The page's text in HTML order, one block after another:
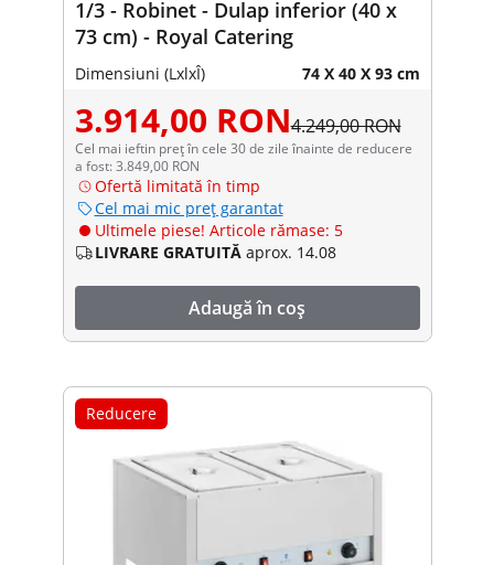
1/3 - Robinet - Dulap inferior (40 x
73 cm) - Royal Catering
Dimensiuni (LxlxÎ) 74 X 40 X 93 cm
3.914,00 RON4.249,00 RON
Cel mai ieftin preț în cele 30 de zile înainte de reducere
a fost: 3.849,00 RON
Ofertă limitată în timp
Cel mai mic preț garantat
Ultimele piese! Articole rămase: 5
LIVRARE GRATUITĂ aprox. 14.08
Adaugă în coș
Reducere